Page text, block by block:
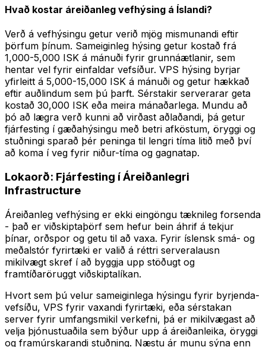
Hvað kostar áreiðanleg vefhýsing á Íslandi?
Verð á vefhýsingu getur verið mjög mismunandi eftir
þörfum þínum. Sameiginleg hýsing getur kostað frá
1,000-5,000 ISK á mánuði fyrir grunnáætlanir, sem
hentar vel fyrir einfaldar vefsíður. VPS hýsing byrjar
yfirleitt á 5,000-15,000 ISK á mánuði og getur hækkað
eftir auðlindum sem þú þarft. Sérstakir serverarar geta
kostað 30,000 ISK eða meira mánaðarlega. Mundu að
þó að lægra verð kunni að virðast aðlaðandi, þá getur
fjárfesting í gæðahýsingu með betri afköstum, öryggi og
stuðningi sparað þér peninga til lengri tíma litið með því
að koma í veg fyrir niður-tíma og gagnatap.
Lokaorð: Fjárfesting í Áreiðanlegri
Infrastructure
Áreiðanleg vefhýsing er ekki eingöngu tæknileg forsenda
- það er viðskiptaþörf sem hefur bein áhrif á tekjur
þínar, orðspor og getu til að vaxa. Fyrir íslensk smá- og
meðalstór fyrirtæki er valið á réttri serveralausn
mikilvægt skref í að byggja upp stöðugt og
framtíðaröruggt viðskiptalíkan.
Hvort sem þú velur sameiginlega hýsingu fyrir byrjenda-
vefsíðu, VPS fyrir vaxandi fyrirtæki, eða sérstakan
server fyrir umfangsmikil verkefni, þá er mikilvægast að
velja þjónustuaðila sem býður upp á áreiðanleika, öryggi
og framúrskarandi stuðning. Næstu ár munu sýna enn